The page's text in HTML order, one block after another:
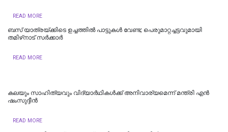
READ MORE
ബസ് യാത്രയ്ക്കിടെ ഉച്ചത്തിൽ പാട്ടുകൾ വേണ്ട; പെരുമാറ്റച്ചട്ടവുമായി
തമിഴ്‌നാട് സര്‍ക്കാര്‍
READ MORE
കലയും സാഹിത്യവും വിദ്യാർഥികൾക്ക് അനിവാര്യമെന്ന് മന്ത്രി എൻ
ഷംസുദ്ദീൻ
READ MORE